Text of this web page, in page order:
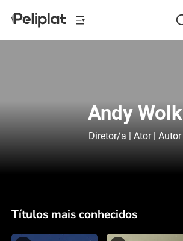
Andy Wolk
Diretor/a | Ator | Autor
Títulos mais conhecidos